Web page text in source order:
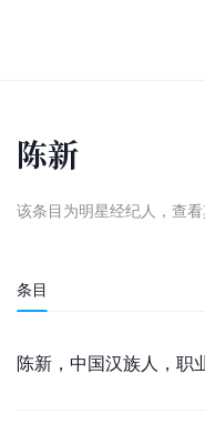
陈新
该条目为明星经纪人 ， 查看
条目
陈新 ，中国汉族人，职